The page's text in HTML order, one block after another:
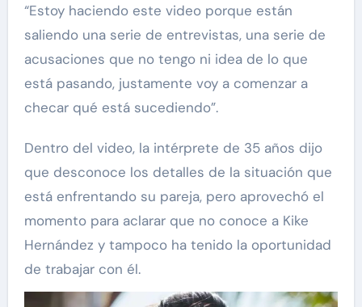
“Estoy haciendo este video porque están
saliendo una serie de entrevistas, una serie de
acusaciones que no tengo ni idea de lo que
está pasando, justamente voy a comenzar a
checar qué está sucediendo”.
Dentro del video, la intérprete de 35 años dijo
que desconoce los detalles de la situación que
está enfrentando su pareja, pero aprovechó el
momento para aclarar que no conoce a Kike
Hernández y tampoco ha tenido la oportunidad
de trabajar con él.